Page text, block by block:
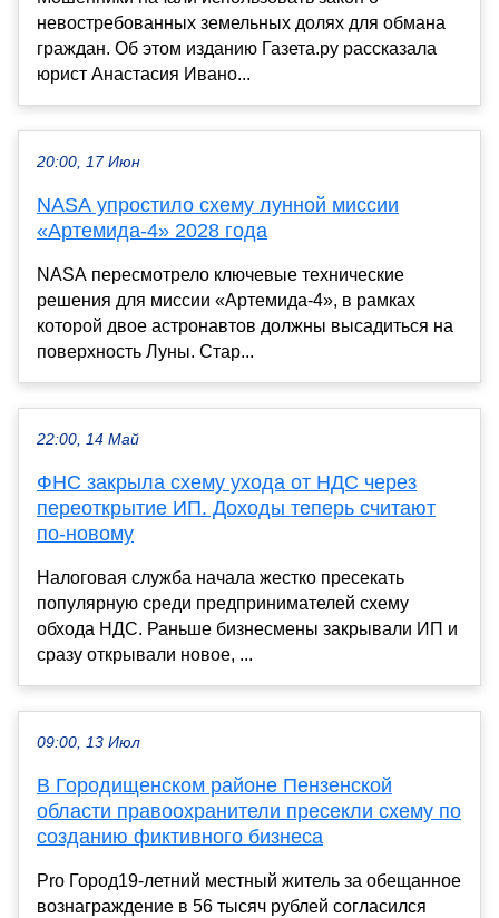
невостребованных земельных долях для обмана
граждан. Об этом изданию Газета.ру рассказала
юрист Анастасия Ивано...
20:00, 17 Июн
NASA упростило схему лунной миссии
«Артемида-4» 2028 года
NASA пересмотрело ключевые технические
решения для миссии «Артемида-4», в рамках
которой двое астронавтов должны высадиться на
поверхность Луны. Стар...
22:00, 14 Май
ФНС закрыла схему ухода от НДС через
переоткрытие ИП. Доходы теперь считают
по-новому
Налоговая служба начала жестко пресекать
популярную среди предпринимателей схему
обхода НДС. Раньше бизнесмены закрывали ИП и
сразу открывали новое, ...
09:00, 13 Июл
В Городищенском районе Пензенской
области правоохранители пресекли схему по
созданию фиктивного бизнеса
Pro Город19-летний местный житель за обещанное
вознаграждение в 56 тысяч рублей согласился